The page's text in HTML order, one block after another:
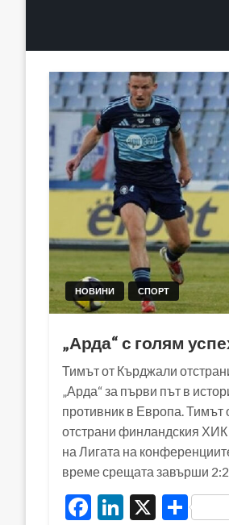
НОВИНИ СПОРТ
„Арда“ с голям
Тимът от Кърджали
„Арда“ за първи път в
противник в Европа. Тимът
отстрани финландския ХИК
на Лигата на
време срещата завърши
Facebook
LinkedIn
X